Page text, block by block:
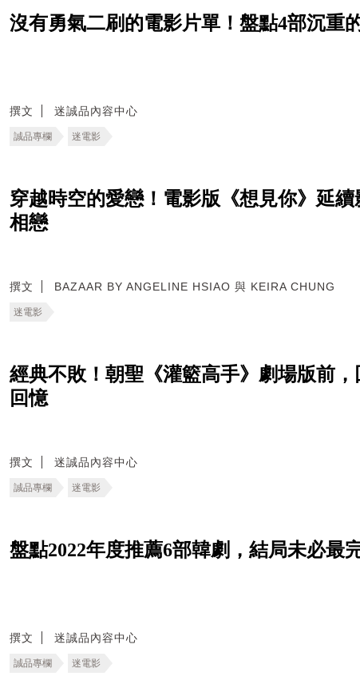
沒有勇氣二刷的電影片單！盤點4部沉重
撰文 迷誠品內容中心
誠品專欄 迷電影
穿越時空的愛戀！電影版《想見你》延
相戀
撰文 BAZAAR BY ANGELINE HSIAO 與 KEIRA CHUNG
迷電影
經典不敗！朝聖《灌籃高手》劇場版前
回憶
撰文 迷誠品內容中心
誠品專欄 迷電影
盤點2022年度推薦6部韓劇，結局未必最
撰文 迷誠品內容中心
誠品專欄 迷電影